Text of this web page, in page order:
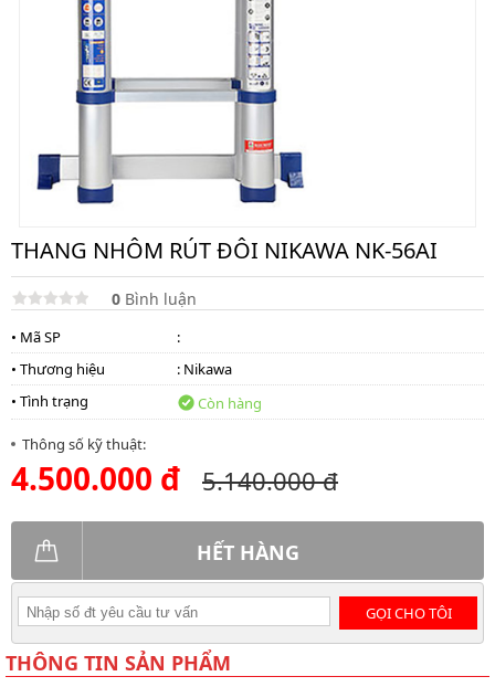
Thang
Thang
nhôm
trượt
Thương
hiệu
Tin
tức
Liên
hệ
THANG NHÔM RÚT ĐÔI NIKAWA NK-56AI
0 Bình luận
• Mã SP
:
• Thương hiệu
: Nikawa
• Tình trạng
Còn hàng
Thông số kỹ thuật:
4.500.000 đ 5.140.000 đ
HẾT HÀNG
GỌI CHO TÔI
THÔNG TIN SẢN PHẨM